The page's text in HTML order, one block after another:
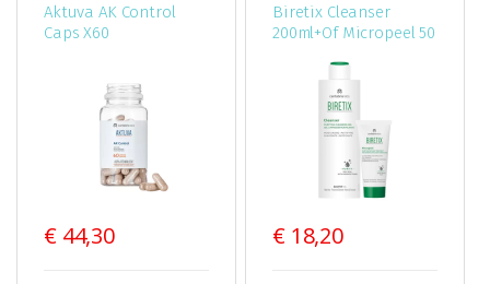
Aktuva AK Control
Caps X60
€ 44,30
Biretix Cleanser
200ml+Of Micropeel 50
€ 18,20